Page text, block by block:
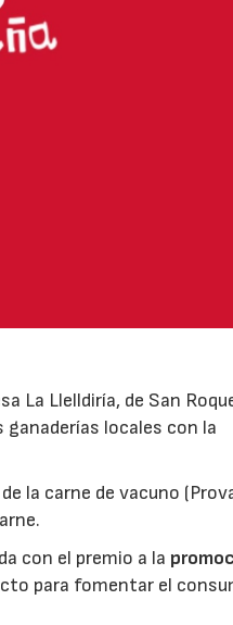
La Llelldiría, de San
ganaderías locales con la
la carne de vacuno
con el premio a la
para fomentar el